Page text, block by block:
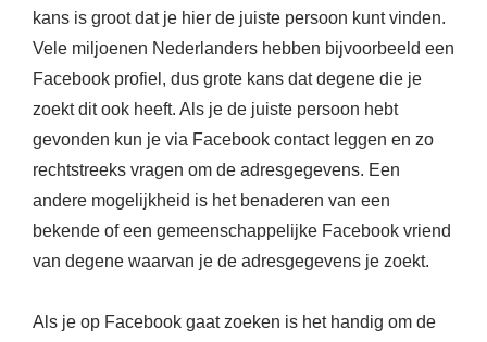
kans is groot dat je hier de juiste persoon kunt vinden.
Vele miljoenen Nederlanders hebben bijvoorbeeld een
Facebook profiel, dus grote kans dat degene die je
zoekt dit ook heeft. Als je de juiste persoon hebt
gevonden kun je via Facebook contact leggen en zo
rechtstreeks vragen om de adresgegevens. Een
andere mogelijkheid is het benaderen van een
bekende of een gemeenschappelijke Facebook vriend
van degene waarvan je de adresgegevens je zoekt.
Als je op Facebook gaat zoeken is het handig om de